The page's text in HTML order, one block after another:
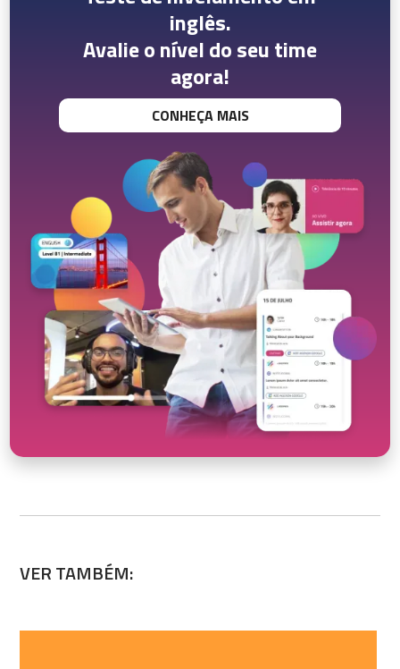
inglês.
Avalie o nível do seu time
agora!
CONHEÇA MAIS
VER TAMBÉM: